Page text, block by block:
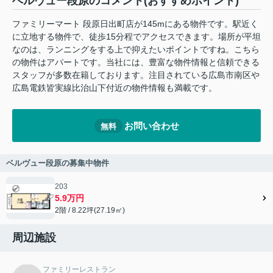
ファミリーマート 段原日出町店が145mにある物件です。駅近く
に立地する物件で、徒歩15分程でアクセスできます。場所が平坦
なのは、ランニングをする上で抑えたいポイントですね。こちら
の物件はアパートです。当社には、豊富な物件情報と信頼できる
スタッフが多数在籍しております。注目されている広島市南区や
広島電鉄皆実線比治山下付近の物件情報も満載です。
無料 お問い合わせ
ベルヴュー段原の募集中物件
203
5.9万円
2階 / 8.22坪(27.19㎡)
周辺施設
ファミリーレストラン